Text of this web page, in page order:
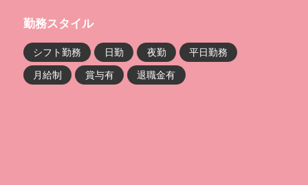
勤務スタイル
シフト勤務 日勤 夜勤
平日勤務
月給制
賞与有 退職金有